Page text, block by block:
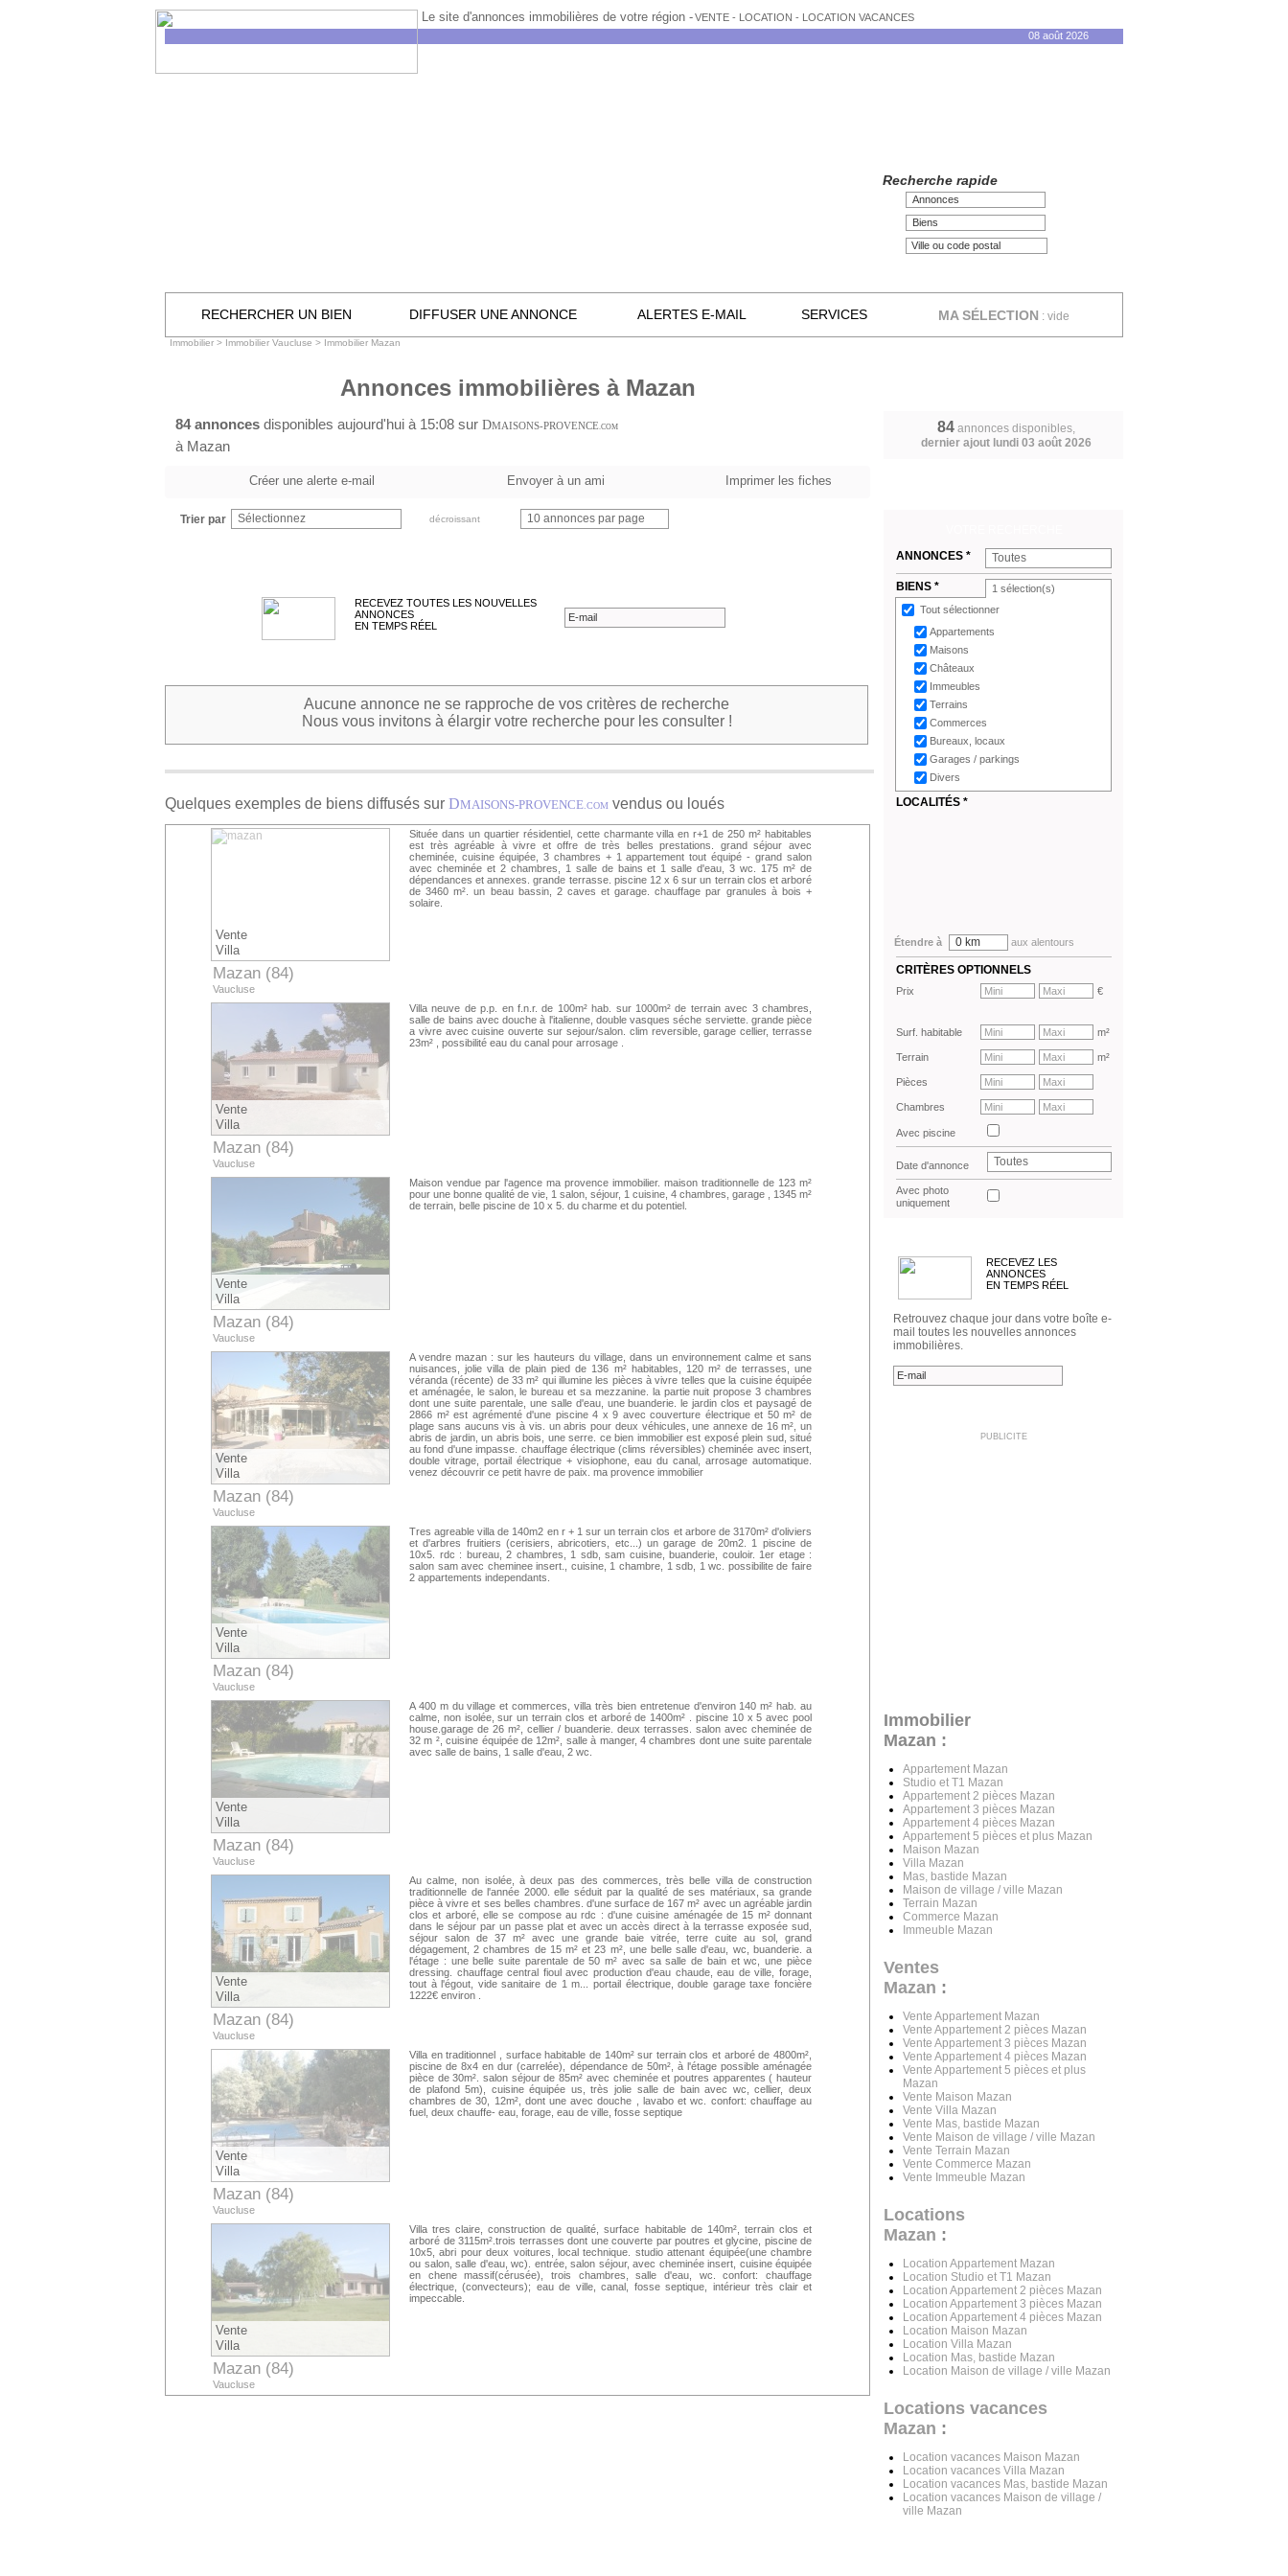
Le site d'annonces immobilières de votre région -VENTE - LOCATION - LOCATION VACANCES
08 août 2026
Recherche rapide
Annonces
Biens
RECHERCHER UN BIEN DIFFUSER UNE ANNONCE ALERTES E-MAIL SERVICES MA SÉLECTION : vide
Immobilier > Immobilier Vaucluse > Immobilier Mazan
Annonces immobilières à Mazan
84 annonces disponibles aujourd'hui à 15:08 sur DMAISONS-PROVENCE.COM
à Mazan
84annonces disponibles,
dernier ajout lundi 03 août 2026
Créer une alerte e-mail Envoyer à un ami Imprimer les fiches
Trier par Sélectionnez décroissant 10 annonces par page
RECEVEZ TOUTES LES NOUVELLES
ANNONCES
EN TEMPS RÉEL
Aucune annonce ne se rapproche de vos critères de recherche
Nous vous invitons à élargir votre recherche pour les consulter !
Quelques exemples de biens diffusés sur DMAISONS-PROVENCE .COM vendus ou loués
Vente
Villa
Mazan (84)
Vaucluse
Située dans un quartier résidentiel, cette charmante villa en r+1 de 250 m² habitables
est très agréable à vivre et offre de très belles prestations. grand séjour avec
cheminée, cuisine équipée, 3 chambres + 1 appartement tout équipé - grand salon
avec cheminée et 2 chambres, 1 salle de bains et 1 salle d'eau, 3 wc. 175 m² de
dépendances et annexes. grande terrasse. piscine 12 x 6 sur un terrain clos et arboré
de 3460 m². un beau bassin, 2 caves et garage. chauffage par granules à bois +
solaire.
Vente
Villa
Mazan (84)
Vaucluse
Villa neuve de p.p. en f.n.r. de 100m² hab. sur 1000m² de terrain avec 3 chambres,
salle de bains avec douche à l'italienne, double vasques séche serviette. grande pièce
a vivre avec cuisine ouverte sur sejour/salon. clim reversible, garage cellier, terrasse
23m² , possibilité eau du canal pour arrosage .
Vente
Villa
Mazan (84)
Vaucluse
Maison vendue par l'agence ma provence immobilier. maison traditionnelle de 123 m²
pour une bonne qualité de vie, 1 salon, séjour, 1 cuisine, 4 chambres, garage , 1345 m²
de terrain, belle piscine de 10 x 5. du charme et du potentiel.
Vente
Villa
Mazan (84)
Vaucluse
A vendre mazan : sur les hauteurs du village, dans un environnement calme et sans
nuisances, jolie villa de plain pied de 136 m² habitables, 120 m² de terrasses, une
véranda (récente) de 33 m² qui illumine les pièces à vivre telles que la cuisine équipée
et aménagée, le salon, le bureau et sa mezzanine. la partie nuit propose 3 chambres
dont une suite parentale, une salle d'eau, une buanderie. le jardin clos et paysagé de
2866 m² est agrémenté d'une piscine 4 x 9 avec couverture électrique et 50 m² de
plage sans aucuns vis à vis. un abris pour deux véhicules, une annexe de 16 m², un
abris de jardin, un abris bois, une serre. ce bien immobilier est exposé plein sud, situé
au fond d'une impasse. chauffage électrique (clims réversibles) cheminée avec insert,
double vitrage, portail électrique + visiophone, eau du canal, arrosage automatique.
venez découvrir ce petit havre de paix. ma provence immobilier
Vente
Villa
Mazan (84)
Vaucluse
Tres agreable villa de 140m2 en r + 1 sur un terrain clos et arbore de 3170m² d'oliviers
et d'arbres fruitiers (cerisiers, abricotiers, etc...) un garage de 20m2. 1 piscine de
10x5. rdc : bureau, 2 chambres, 1 sdb, sam cuisine, buanderie, couloir. 1er etage :
salon sam avec cheminee insert., cuisine, 1 chambre, 1 sdb, 1 wc. possibilite de faire
2 appartements independants.
Vente
Villa
Mazan (84)
Vaucluse
A 400 m du village et commerces, villa très bien entretenue d'environ 140 m² hab. au
calme, non isolée, sur un terrain clos et arboré de 1400m² . piscine 10 x 5 avec pool
house.garage de 26 m², cellier / buanderie. deux terrasses. salon avec cheminée de
32 m ², cuisine équipée de 12m², salle à manger, 4 chambres dont une suite parentale
avec salle de bains, 1 salle d'eau, 2 wc.
Vente
Villa
Mazan (84)
Vaucluse
Au calme, non isolée, à deux pas des commerces, très belle villa de construction
traditionnelle de l'année 2000. elle séduit par la qualité de ses matériaux, sa grande
pièce à vivre et ses belles chambres. d'une surface de 167 m² avec un agréable jardin
clos et arboré, elle se compose au rdc : d'une cuisine aménagée de 15 m² donnant
dans le séjour par un passe plat et avec un accès direct à la terrasse exposée sud,
séjour salon de 37 m² avec une grande baie vitrée, terre cuite au sol, grand
dégagement, 2 chambres de 15 m² et 23 m², une belle salle d'eau, wc, buanderie. a
l'étage : une belle suite parentale de 50 m² avec sa salle de bain et wc, une pièce
dressing. chauffage central fioul avec production d'eau chaude, eau de ville, forage,
tout à l'égout, vide sanitaire de 1 m... portail électrique, double garage taxe foncière
1222€ environ .
Vente
Villa
Mazan (84)
Vaucluse
Villa en traditionnel , surface habitable de 140m² sur terrain clos et arboré de 4800m²,
piscine de 8x4 en dur (carrelée), dépendance de 50m², à l'étage possible aménagée
pièce de 30m². salon séjour de 85m² avec cheminée et poutres apparentes ( hauteur
de plafond 5m), cuisine équipée us, très jolie salle de bain avec wc, cellier, deux
chambres de 30, 12m², dont une avec douche , lavabo et wc. confort: chauffage au
fuel, deux chauffe- eau, forage, eau de ville, fosse septique
Vente
Villa
Mazan (84)
Vaucluse
Villa tres claire, construction de qualité, surface habitable de 140m², terrain clos et
arboré de 3115m².trois terrasses dont une couverte par poutres et glycine, piscine de
10x5, abri pour deux voitures, local technique. studio attenant équipée(une chambre
ou salon, salle d'eau, wc). entrée, salon séjour, avec cheminée insert, cuisine équipée
en chene massif(cérusée), trois chambres, salle d'eau, wc. confort: chauffage
électrique, (convecteurs); eau de ville, canal, fosse septique, intérieur très clair et
impeccable.
ANNONCES *
Toutes
BIENS * 1 sélection(s)
Tout sélectionner
Appartements
Maisons
Châteaux
Immeubles
Terrains
Commerces
Bureaux, locaux
Garages / parkings
Divers
LOCALITÉS *
Étendre à 0 km aux alentours
CRITÈRES OPTIONNELS
Prix €
Surf. habitable m²
Terrain m²
Pièces
Chambres
Avec piscine
Date d'annonce Toutes
Avec photo
uniquement
RECEVEZ LES
ANNONCES
EN TEMPS RÉEL
Retrouvez chaque jour dans votre boîte e-
mail toutes les nouvelles annonces
immobilières.
PUBLICITE
Immobilier
Mazan :
Appartement Mazan
Studio et T1 Mazan
Appartement 2 pièces Mazan
Appartement 3 pièces Mazan
Appartement 4 pièces Mazan
Appartement 5 pièces et plus Mazan
Maison Mazan
Villa Mazan
Mas, bastide Mazan
Maison de village / ville Mazan
Terrain Mazan
Commerce Mazan
Immeuble Mazan
Ventes
Mazan :
Vente Appartement Mazan
Vente Appartement 2 pièces Mazan
Vente Appartement 3 pièces Mazan
Vente Appartement 4 pièces Mazan
Vente Appartement 5 pièces et plus
Mazan
Vente Maison Mazan
Vente Villa Mazan
Vente Mas, bastide Mazan
Vente Maison de village / ville Mazan
Vente Terrain Mazan
Vente Commerce Mazan
Vente Immeuble Mazan
Locations
Mazan :
Location Appartement Mazan
Location Studio et T1 Mazan
Location Appartement 2 pièces Mazan
Location Appartement 3 pièces Mazan
Location Appartement 4 pièces Mazan
Location Maison Mazan
Location Villa Mazan
Location Mas, bastide Mazan
Location Maison de village / ville Mazan
Locations vacances
Mazan :
Location vacances Maison Mazan
Location vacances Villa Mazan
Location vacances Mas, bastide Mazan
Location vacances Maison de village /
ville Mazan